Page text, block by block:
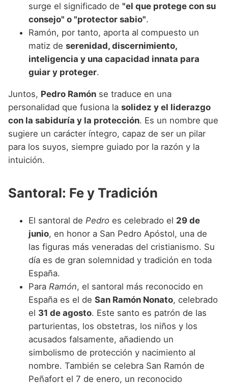
surge el significado de "el que protege con su
consejo" o "protector sabio".
Ramón, por tanto, aporta al compuesto un
matiz de serenidad, discernimiento,
inteligencia y una capacidad innata para
guiar y proteger.
Juntos, Pedro Ramón se traduce en una
personalidad que fusiona la solidez y el liderazgo
con la sabiduría y la protección. Es un nombre que
sugiere un carácter íntegro, capaz de ser un pilar
para los suyos, siempre guiado por la razón y la
intuición.
Santoral: Fe y Tradición
El santoral de Pedro es celebrado el 29 de
junio, en honor a San Pedro Apóstol, una de
las figuras más veneradas del cristianismo. Su
día es de gran solemnidad y tradición en toda
España.
Para Ramón, el santoral más reconocido en
España es el de San Ramón Nonato, celebrado
el 31 de agosto. Este santo es patrón de las
parturientas, los obstetras, los niños y los
acusados falsamente, añadiendo un
simbolismo de protección y nacimiento al
nombre. También se celebra San Ramón de
Peñafort el 7 de enero, un reconocido